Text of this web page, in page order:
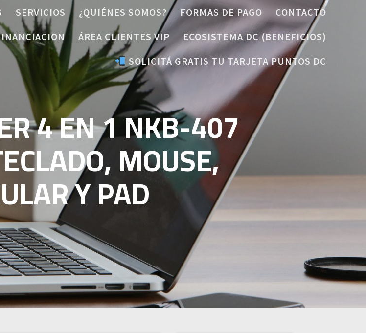
SERVICIOS ¿QUIÉNES SOMOS? FORMAS DE PAGO
CONTACTO
ÁREA CLIENTES VIP
ECOSISTEMA DC (BENEFICIOS)
SOLICITÁ GRATIS TU TARJETA PUNTOS DC
4 EN 1 NKB-407
MOUSE,
Y PAD